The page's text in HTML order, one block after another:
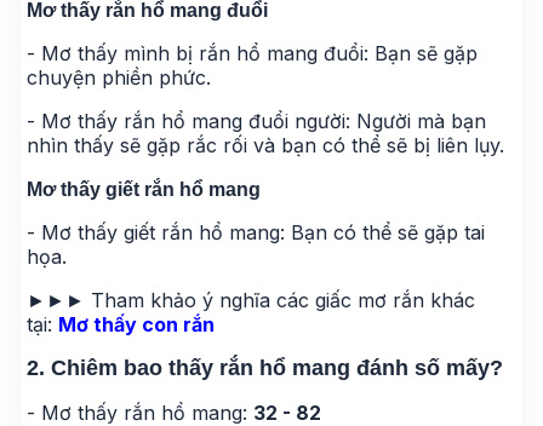
Mơ thấy rắn hổ mang đuổi
- Mơ thấy mình bị rắn hổ mang đuổi: Bạn sẽ gặp
chuyện phiền phức.
- Mơ thấy rắn hổ mang đuổi người: Người mà bạn
nhìn thấy sẽ gặp rắc rối và bạn có thể sẽ bị liên lụy.
Mơ thấy giết rắn hổ mang
- Mơ thấy giết rắn hổ mang: Bạn có thể sẽ gặp tai
họa.
►►► Tham khảo ý nghĩa các giấc mơ rắn khác
tại: Mơ thấy con rắn
2. Chiêm bao thấy rắn hổ mang đánh số mấy?
- Mơ thấy rắn hổ mang: 32 - 82